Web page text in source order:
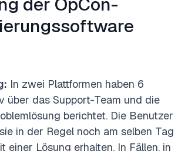
In zwei Plattformen haben 6
über das Support-Team und die
berichtet. Die Benutzer
in der Regel noch am selben Tag
einer Lösung erhalten. In Fällen, in